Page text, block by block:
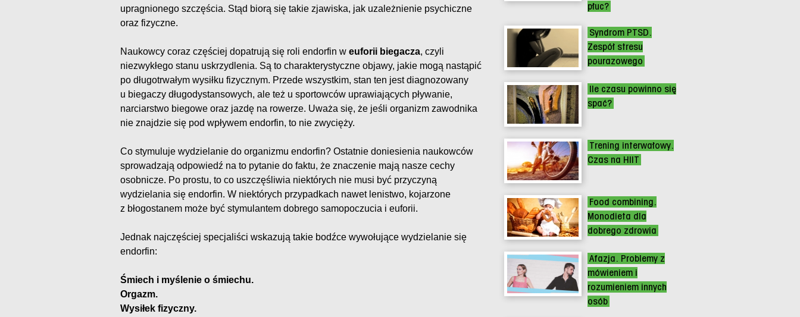
upragnionego szczęścia. Stąd biorą się takie zjawiska, jak uzależnienie psychiczne
oraz fizyczne.
Naukowcy coraz częściej dopatrują się roli endorfin w euforii biegacza, czyli
niezwykłego stanu uskrzydlenia. Są to charakterystyczne objawy, jakie mogą nastąpić
po długotrwałym wysiłku fizycznym. Przede wszystkim, stan ten jest diagnozowany
u biegaczy długodystansowych, ale też u sportowców uprawiających pływanie,
narciarstwo biegowe oraz jazdę na rowerze. Uważa się, że jeśli organizm zawodnika
nie znajdzie się pod wpływem endorfin, to nie zwycięży.
Co stymuluje wydzielanie do organizmu endorfin? Ostatnie doniesienia naukowców
sprowadzają odpowiedź na to pytanie do faktu, że znaczenie mają nasze cechy
osobnicze. Po prostu, to co uszczęśliwia niektórych nie musi być przyczyną
wydzielania się endorfin. W niektórych przypadkach nawet lenistwo, kojarzone
z błogostanem może być stymulantem dobrego samopoczucia i euforii.
Jednak najczęściej specjaliści wskazują takie bodźce wywołujące wydzielanie się
endorfin:
Śmiech i myślenie o śmiechu.
Orgazm.
Wysiłek fizyczny.
płuc?
Syndrom PTSD.
Zespół stresu
pourazowego
Ile czasu powinno się
spać?
Trening interwałowy.
Czas na HIIT
Food combining.
Monodieta dla
dobrego zdrowia
Afazja. Problemy z
mówieniem i
rozumieniem innych
osób